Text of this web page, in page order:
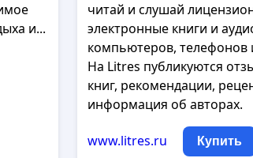
и...
читай и слушай
электронные книги и
компьютеров, телефонов
На Litres публикуются
книг, рекомендации,
информация об авторах.
www.litres.ru Купить